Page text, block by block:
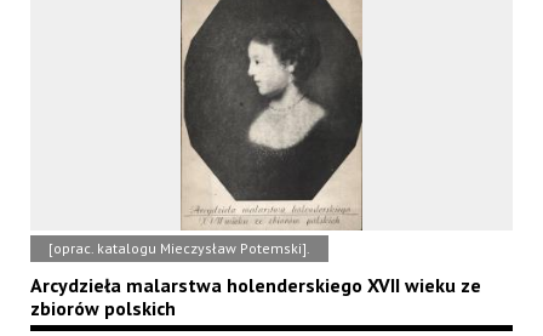
[oprac. katalogu Mieczysław Potemski].
Arcydzieła malarstwa holenderskiego XVII wieku ze
zbiorów polskich